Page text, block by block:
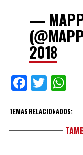
—
2018
Facebook
TEMAS RELACIONADOS: